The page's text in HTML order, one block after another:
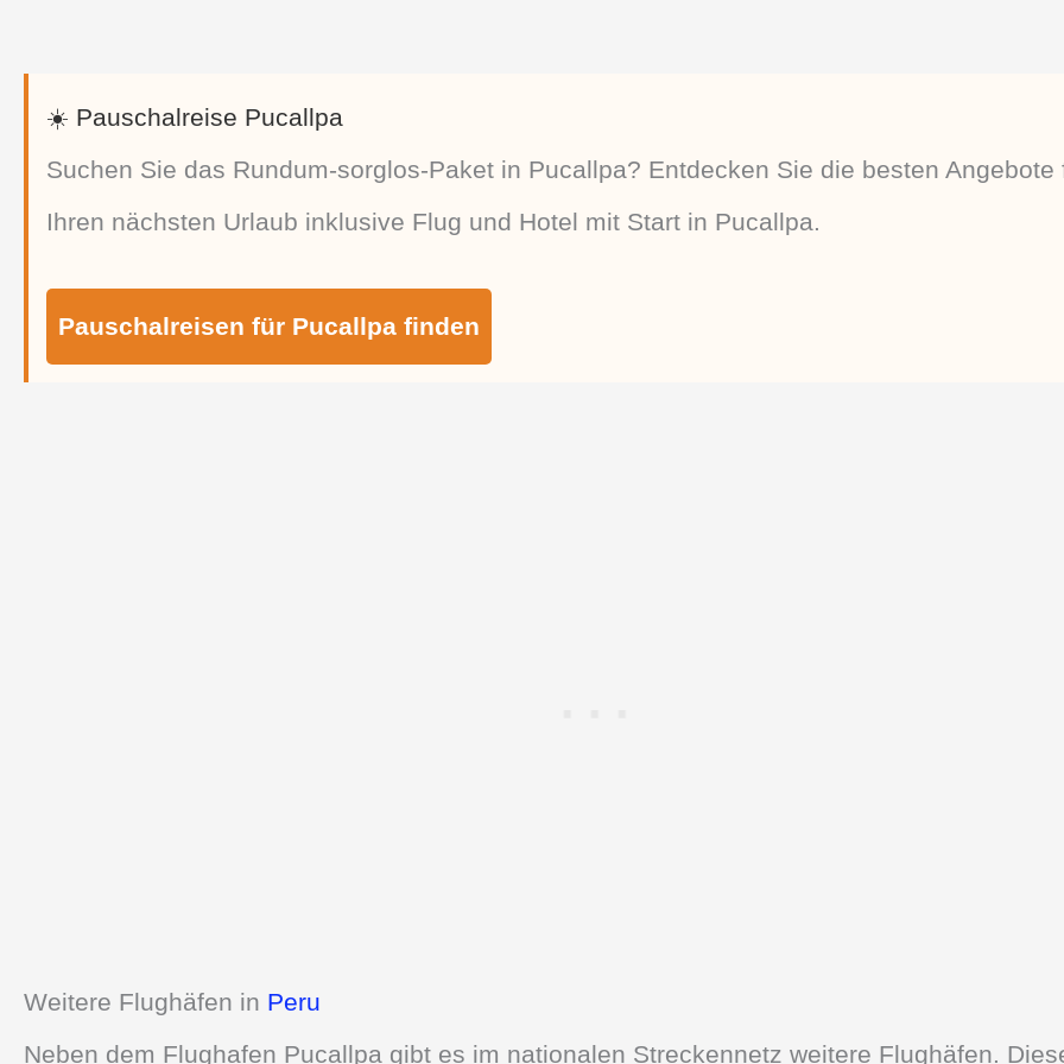
☀️ Pauschalreise Pucallpa
Suchen Sie das Rundum-sorglos-Paket in Pucallpa? Entdecken Sie die besten Angebote
Ihren nächsten Urlaub inklusive Flug und Hotel mit Start in Pucallpa.
Pauschalreisen für Pucallpa finden
Weitere Flughäfen in Peru
Neben dem Flughafen Pucallpa gibt es im nationalen Streckennetz weitere Flughäfen.